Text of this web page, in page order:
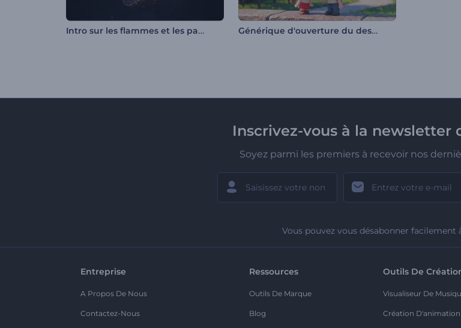
Intro sur les flammes et les particules Générique d'ouverture du dessin animé pour la Saint-Valentin
Inscrivez-vous à la newsletter
Soyez parmi les premiers à recevoir nos
Vous pouvez vous désabonner
Entreprise
A Propos De Nous
Contactez-Nous
Ressources
Outils De Marque
Blog
Outils De
Visualiseur De
Création D'animation